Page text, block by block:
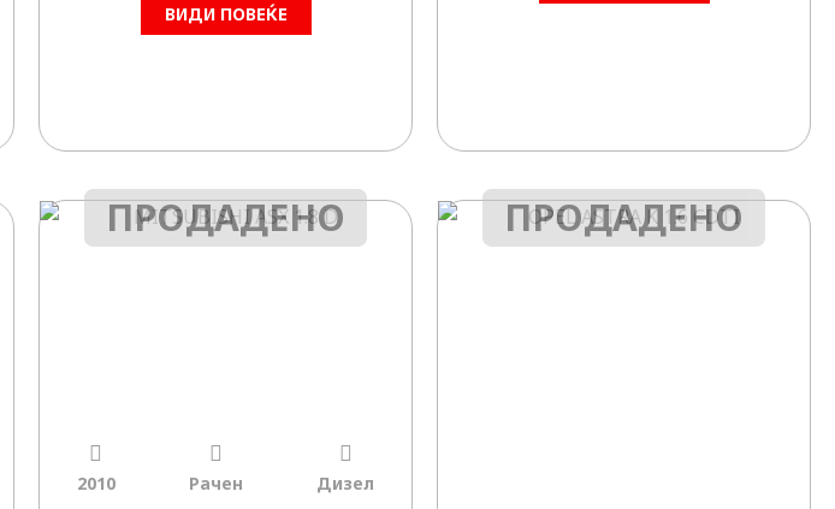
ВИДИ ПОВЕЌЕ
ПРОДАДЕНО
2010 Рачен Дизел
ПРОДАДЕНО